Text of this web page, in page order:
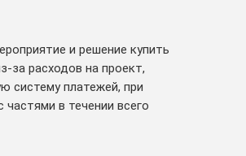
и решение купить
за расходов на проект,
систему платежей, при
в течении всего